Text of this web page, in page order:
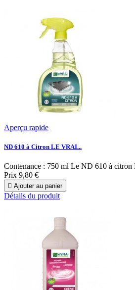
Aperçu rapide
ND 610 à Citron LE VRAI...
Contenance : 750 ml Le ND 610 à
Prix 9,80 €
 Ajouter au panier
Détails du produit